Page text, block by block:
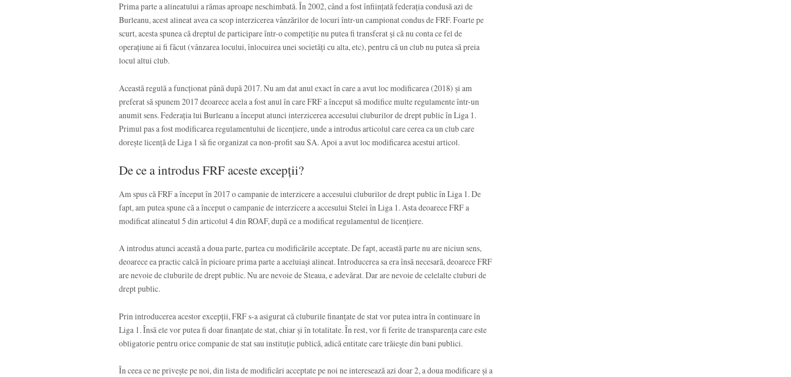
Prima parte a alineatului a rămas aproape neschimbată. În 2002, când a fost înființată federația condusă azi de
Burleanu, acest alineat avea ca scop interzicerea vânzărilor de locuri într-un campionat condus de FRF. Foarte pe
scurt, acesta spunea că dreptul de participare într-o competiție nu putea fi transferat și că nu conta ce fel de
operațiune ai fi făcut (vânzarea locului, înlocuirea unei societăți cu alta, etc), pentru că un club nu putea să preia
locul altui club.
Această regulă a funcționat până după 2017. Nu am dat anul exact în care a avut loc modificarea (2018) și am
preferat să spunem 2017 deoarece acela a fost anul în care FRF a început să modifice multe regulamente într-un
anumit sens. Federația lui Burleanu a început atunci interzicerea accesului cluburilor de drept public în Liga 1.
Primul pas a fost modificarea regulamentului de licențiere, unde a introdus articolul care cerea ca un club care
dorește licență de Liga 1 să fie organizat ca non-profit sau SA. Apoi a avut loc modificarea acestui articol.
De ce a introdus FRF aceste excepții?
Am spus că FRF a început în 2017 o campanie de interzicere a accesului cluburilor de drept public în Liga 1. De
fapt, am putea spune că a început o campanie de interzicere a accesului Stelei în Liga 1. Asta deoarece FRF a
modificat alineatul 5 din articolul 4 din ROAF, după ce a modificat regulamentul de licențiere.
A introdus atunci această a doua parte, partea cu modificările acceptate. De fapt, această parte nu are niciun sens,
deoarece ea practic calcă în picioare prima parte a aceluiași alineat. Introducerea sa era însă necesară, deoarece FRF
are nevoie de cluburile de drept public. Nu are nevoie de Steaua, e adevărat. Dar are nevoie de celelalte cluburi de
drept public.
Prin introducerea acestor excepții, FRF s-a asigurat că cluburile finanțate de stat vor putea intra în continuare în
Liga 1. Însă ele vor putea fi doar finanțate de stat, chiar și în totalitate. În rest, vor fi ferite de transparența care este
obligatorie pentru orice companie de stat sau instituție publică, adică entitate care trăiește din bani publici.
În ceea ce ne privește pe noi, din lista de modificări acceptate pe noi ne interesează azi doar 2, a doua modificare și a